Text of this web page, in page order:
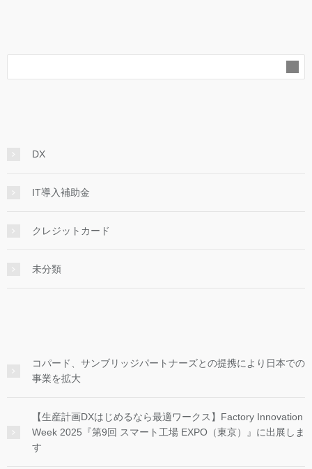
DX
IT導入補助金
クレジットカード
未分類
コパード、サンブリッジパートナーズとの提携により日本での
事業を拡大
【生産計画DXはじめるなら最適ワークス】Factory Innovation
Week 2025『第9回 スマート工場 EXPO（東京）』に出展しま
す